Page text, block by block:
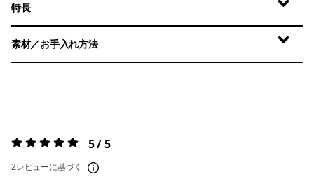
特長
素材／お手入れ方法
評価:5 / 5 5 / 5
2レビューに基づく